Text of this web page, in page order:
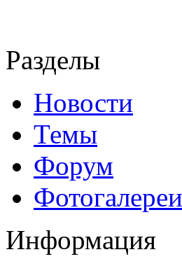
Разделы
Новости
Темы
Форум
Фотогалереи
Информация